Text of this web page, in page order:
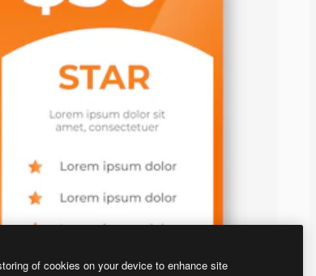
of cookies on your device to enhance site